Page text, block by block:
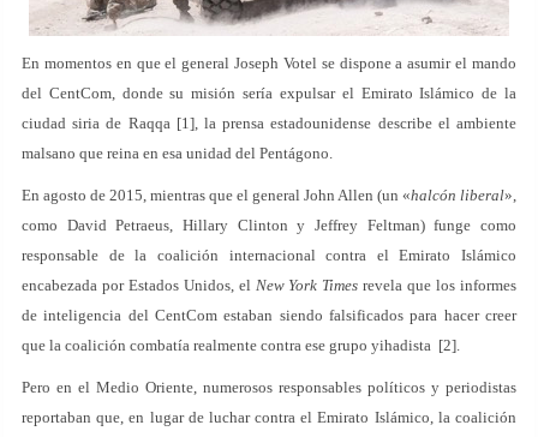
En momentos en que el general Joseph Votel se dispone a asumir el mando
del CentCom, donde su misión sería expulsar el Emirato Islámico de la
ciudad siria de Raqqa [1], la prensa estadounidense describe el ambiente
malsano que reina en esa unidad del Pentágono.
En agosto de 2015, mientras que el general John Allen (un «halcón liberal»,
como David Petraeus, Hillary Clinton y Jeffrey Feltman) funge como
responsable de la coalición internacional contra el Emirato Islámico
encabezada por Estados Unidos, el New York Times revela que los informes
de inteligencia del CentCom estaban siendo falsificados para hacer creer
que la coalición combatía realmente contra ese grupo yihadista [2].
Pero en el Medio Oriente, numerosos responsables políticos y periodistas
reportaban que, en lugar de luchar contra el Emirato Islámico, la coalición